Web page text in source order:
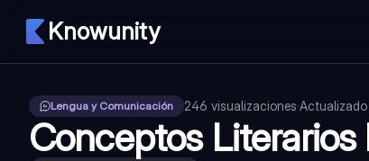
Knowunity
Lengua y Comunicación 246 visualizaciones·Actualizado
Conceptos Literarios